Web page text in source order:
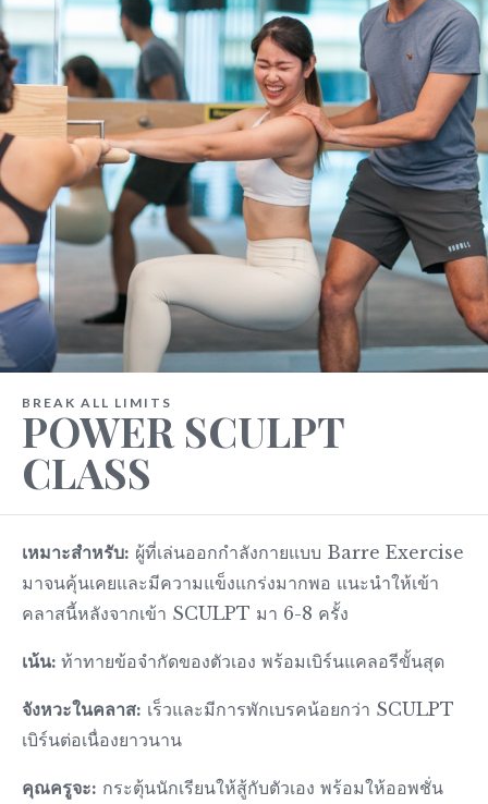
BREAK ALL LIMITS
POWER SCULPT
CLASS
เหมาะสำหรับ: ผู้ที่เล่นออกกำลังกายแบบ Barre Exercise
มาจนคุ้นเคยและมีความแข็งแกร่งมากพอ แนะนำให้เข้า
คลาสนี้หลังจากเข้า SCULPT มา 6-8 ครั้ง
เน้น: ท้าทายข้อจำกัดของตัวเอง พร้อมเบิร์นแคลอรีขั้นสุด
จังหวะในคลาส: เร็วและมีการพักเบรคน้อยกว่า SCULPT
เบิร์นต่อเนื่องยาวนาน
คุณครูจะ: กระตุ้นนักเรียนให้สู้กับตัวเอง พร้อมให้ออพชั่น